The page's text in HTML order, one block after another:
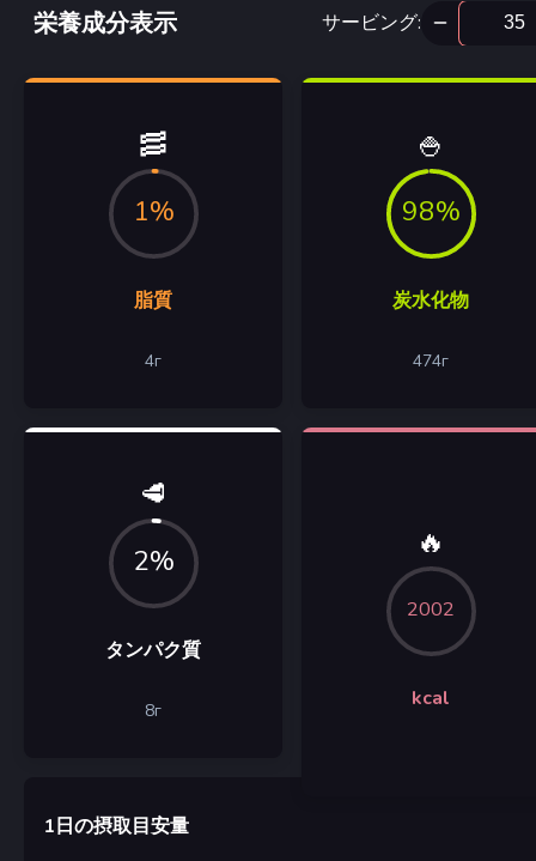
栄養成分表示 サービング:
🥓
1%
脂質
4г
🍚
98%
炭水化物
474г
🥩
2%
タンパク質
8г
🔥
2002
kcal
1日の摂取目安量